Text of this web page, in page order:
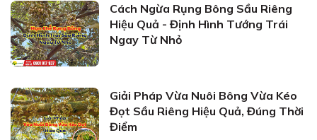
Cách Ngừa Rụng Bông Sầu Riêng
Hiệu Quả - Định Hình Tướng Trái
Ngay Từ Nhỏ
Giải Pháp Vừa Nuôi Bông Vừa Kéo
Đọt Sầu Riêng Hiệu Quả, Đúng Thời
Điểm